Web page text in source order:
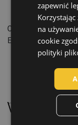
Cechy:
Elementy
Prać w 40
zapewnić
na
cookie
polityki